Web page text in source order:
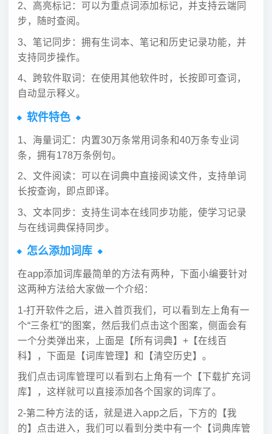
2、高亮标记：可以为重点词添加标记，并支持云端同
步，随时查阅。
3、笔记同步：拥有生词本、笔记和历史记录功能，并
支持同步操作。
4、跨软件取词：在使用其他软件时，长按即可查词，
自动显示释义。
软件特色
1、海量词汇：内置30万条常用词条和40万条专业词
条，拥有178万条例句。
2、文件阅读：可以在词典中直接阅读文件，支持单词
长按查询，即点即译。
3、文本同步：支持生词本在线同步功能，使学习记录
与在线词典保持同步。
怎么添加词库
在app添加词库最简单的方法有两种，下面小编要针对
这两种方法给大家做一个介绍：
1-打开软件之后，进入首页我们，可以看到左上角有一
个“三条杠”的图案，然后我们点击这个图案，侧面会有
一个分类弹出来，上面是【所有词典】+【在线百
科】，下面是【词库管理】和【清空历史】。
我们点击词库管理可以看到右上角有一个【下载扩充词
库】，这样就可以直接添加各个国家的词库了。
2-第二种方法的话，就是进入app之后，下方的【我
的】点击进入，我们可以看到分类中有一个【词典库管